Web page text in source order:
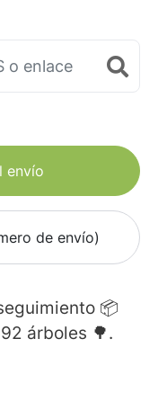
envío
de envío)
📦
árboles 🌳.